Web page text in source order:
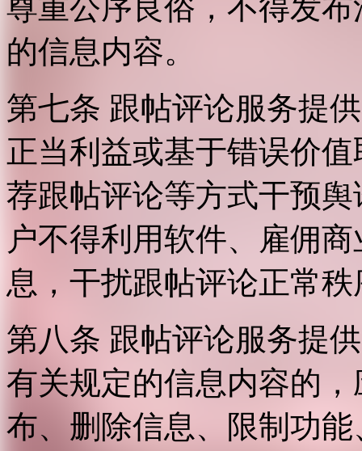
尊重公序良俗，不得发
的信息内容。
第七条 跟帖评论服务提
正当利益或基于错误价
荐跟帖评论等方式干预
户不得利用软件、雇佣
息，干扰跟帖评论正常
第八条 跟帖评论服务提
有关规定的信息内容的
布、删除信息、限制功